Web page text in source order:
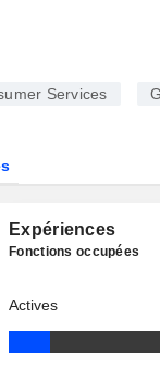
Services
Expériences
Fonctions occupées
Actives